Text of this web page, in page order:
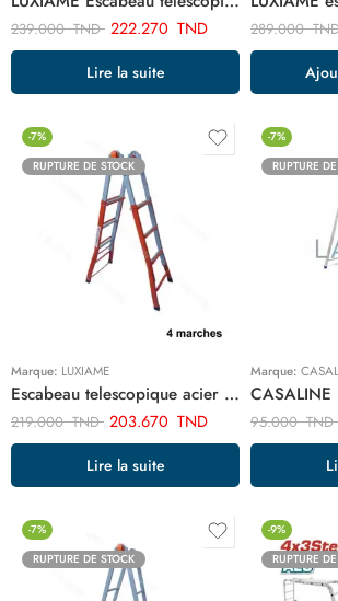
239.000TND 222.270 TND
Lire la suite
289.000
-7%
RUPTURE DE STOCK
Marque: LUXIAME
Escabeau telescopique acier 4+4 ART02444
219.000TND 203.670 TND
Lire la suite
-7%
RUPTURE
Marque:
95.000TND
-7%
RUPTURE DE STOCK
-9%
RUPTURE